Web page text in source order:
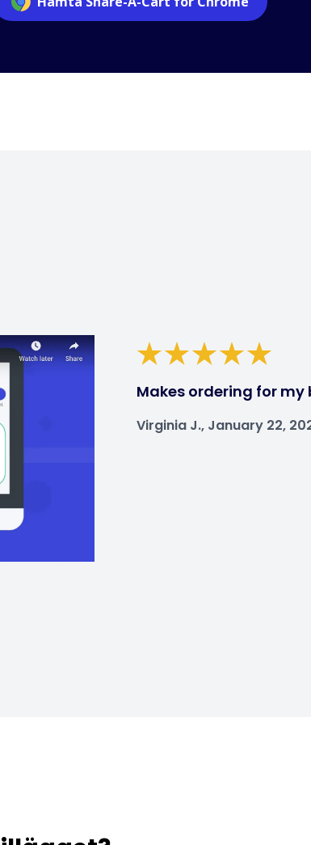
Makes ordering for
Virginia J., January 22,